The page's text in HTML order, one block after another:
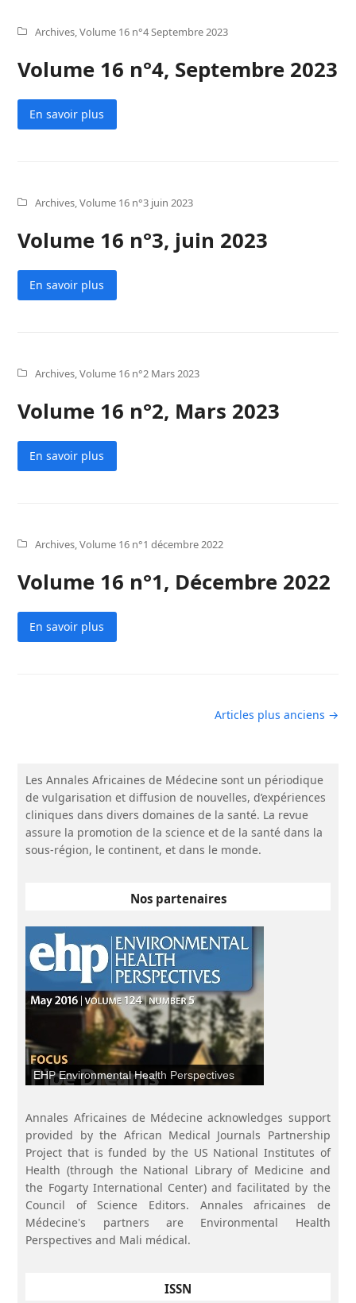
Archives ,Volume 16 n°4 Septembre 2023
Volume 16 n°4, Septembre 2023
En savoir plus
Archives,Volume 16 n°3 juin 2023
Volume 16 n°3, juin 2023
En savoir plus
Archives,Volume 16 n°2 Mars 2023
Volume 16 n°2, Mars 2023
En savoir plus
Archives,Volume 16 n°1 décembre 2022
Volume 16 n°1, Décembre 2022
En savoir plus
Articles plus anciens →
Les Annales Africaines de Médecine sont un périodique
de vulgarisation et diffusion de nouvelles, d’expériences
cliniques dans divers domaines de la santé. La revue
assure la promotion de la science et de la santé dans la
sous-région, le continent, et dans le monde.
Nos partenaires
EHP Environmental Health Perspectives
Annales Africaines de Médecine acknowledges support
provided by the African Medical Journals Partnership
Project that is funded by the US National Institutes of
Health (through the National Library of Medicine and
the Fogarty International Center) and facilitated by the
Council of Science Editors. Annales africaines de
Médecine's partners are Environmental Health
Perspectives and Mali médical.
ISSN